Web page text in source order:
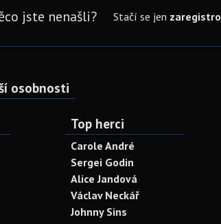
jste nenašli? Stačí se jen
osobnosti
Top herci
Carole André
Sergei Godin
Alice Jandová
Václav Neckář
Johnny Sins